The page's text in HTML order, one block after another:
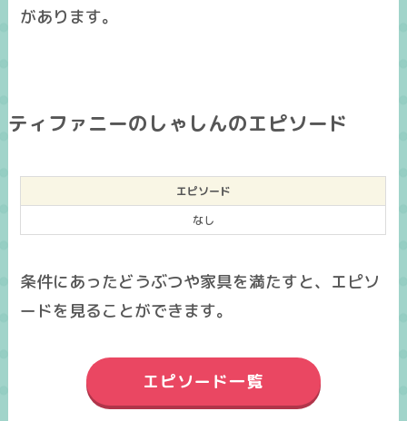
があります。
ティファニーのしゃしんのエピソード
エピソード
なし
条件にあったどうぶつや家具を満たすと、エピソ
ードを見ることができます。
エピソード一覧